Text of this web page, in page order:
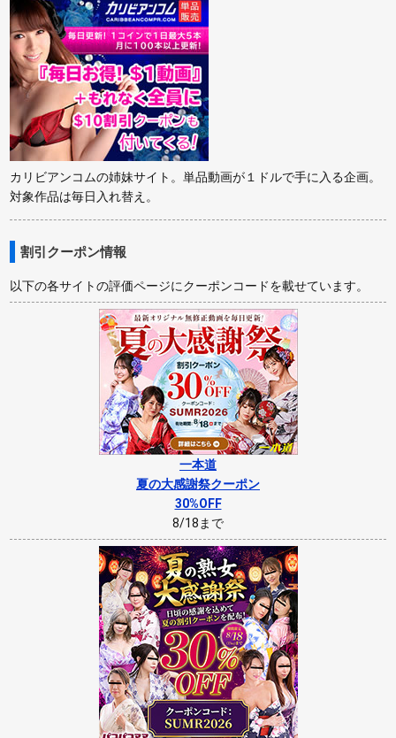
カリビアンコムの姉妹サイト。単品動画が１ドルで手に入る企画。
対象作品は毎日入れ替え。
割引クーポン情報
以下の各サイトの評価ページにクーポンコードを載せています。
一本道
夏の大感謝祭クーポン
30%OFF
8/18まで